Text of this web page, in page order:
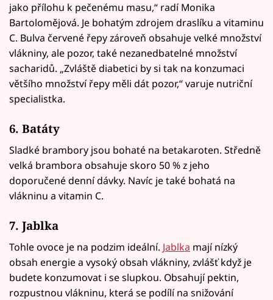
jako přílohu k pečenému masu,“ radí Monika
Bartolomějová. Je bohatým zdrojem draslíku a vitaminu
C. Bulva červené řepy zároveň obsahuje velké množství
vlákniny, ale pozor, také nezanedbatelné množství
sacharidů. „Zvláště diabetici by si tak na konzumaci
většího množství řepy měli dát pozor,“ varuje nutriční
specialistka.
6. Batáty
Sladké brambory jsou bohaté na betakaroten. Středně
velká brambora obsahuje skoro 50 % z jeho
doporučené denní dávky. Navíc je také bohatá na
vlákninu a vitamin C.
7. Jablka
Tohle ovoce je na podzim ideální. Jablka mají nízký
obsah energie a vysoký obsah vlákniny, zvlášť když je
budete konzumovat i se slupkou. Obsahují pektin,
rozpustnou vlákninu, která se podílí na snižování